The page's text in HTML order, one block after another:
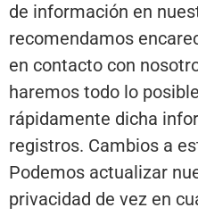
de información en
recomendamos
en contacto con
haremos todo lo
rápidamente dicha
registros. Cambios a
Podemos actualizar
privacidad de vez en